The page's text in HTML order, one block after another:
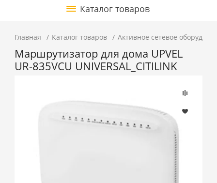
Каталог товаров
Главная Каталог товаров Активное сетевое
Маршрутизатор для дома UPVEL
UR-835VCU UNIVERSAL_CITILINK